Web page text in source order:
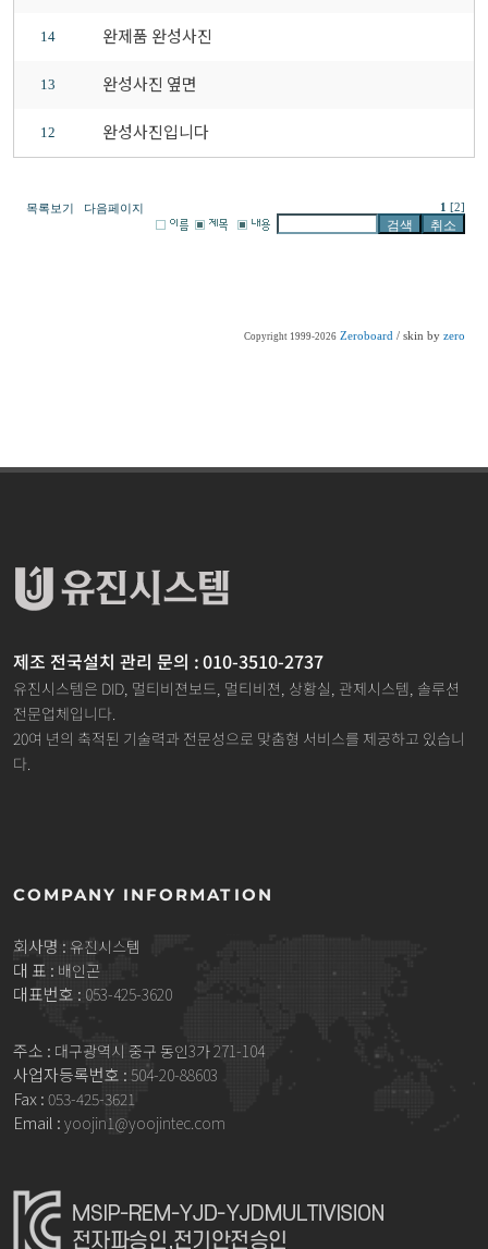
14 완제품 완성사진
13 완성사진 옆면
12 완성사진입니다
목록보기 다음페이지 1 [2]
Copyright 1999-2026 Zeroboard / skin by zero
제조 전국설치 관리 문의 : 010-3510-2737
유진시스템은 DID, 멀티비젼보드, 멀티비젼, 상황실, 관제시스템, 솔루션
전문업체입니다.
20여 년의 축적된 기술력과 전문성으로 맞춤형 서비스를 제공하고 있습니
다.
COMPANY INFORMATION
회사명 : 유진시스템
대 표 : 배인곤
대표번호 : 053-425-3620
주소 : 대구광역시 중구 동인3가 271-104
사업자등록번호 : 504-20-88603
Fax : 053-425-3621
Email : yoojin1@yoojintec.com